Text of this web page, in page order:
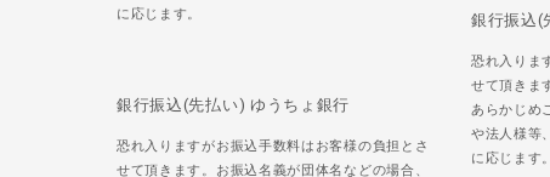
に応じます。
銀行振込(
恐れ入りま
せて頂きま
あらかじめ
や法人様等
に応じます
銀行振込(先払い) ゆうちょ銀行
恐れ入りますがお振込手数料はお客様の負担とさ
せて頂きます。お振込名義が団体名などの場合、